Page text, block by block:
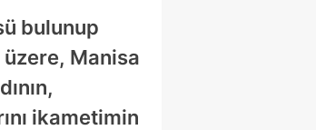
bulunup
Manisa
ikametimin